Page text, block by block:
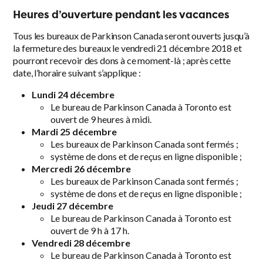
Heures d’ouverture pendant les vacances
Tous les bureaux de Parkinson Canada seront ouverts jusqu’à
la fermeture des bureaux le vendredi 21 décembre 2018 et
pourront recevoir des dons à ce moment-là ; après cette
date, l’horaire suivant s’applique :
Lundi 24 décembre
Le bureau de Parkinson Canada à Toronto est
ouvert de 9 heures à midi.
Mardi 25 décembre
Les bureaux de Parkinson Canada sont fermés ;
système de dons et de reçus en ligne disponible ;
Mercredi 26 décembre
Les bureaux de Parkinson Canada sont fermés ;
système de dons et de reçus en ligne disponible ;
Jeudi 27 décembre
Le bureau de Parkinson Canada à Toronto est
ouvert de 9 h à 17 h.
Vendredi 28 décembre
Le bureau de Parkinson Canada à Toronto est